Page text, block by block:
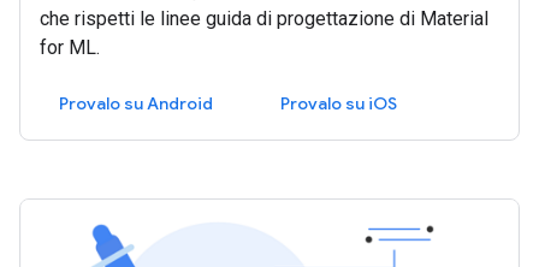
che rispetti le linee guida di progettazione di Material
for ML.
Provalo su Android Provalo su iOS